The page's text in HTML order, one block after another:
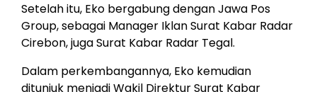
Setelah itu, Eko bergabung dengan Jawa Pos
Group, sebagai Manager Iklan Surat Kabar Radar
Cirebon, juga Surat Kabar Radar Tegal.
Dalam perkembangannya, Eko kemudian
ditunjuk menjadi Wakil Direktur Surat Kabar